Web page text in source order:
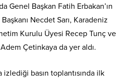
Genel Başkan Fatih Erbakan’ın
Necdet Sarı, Karadeniz
Kurulu Üyesi Recep Tunç ve
Çetinkaya da yer aldı.
izlediği basın toplantısında ilk